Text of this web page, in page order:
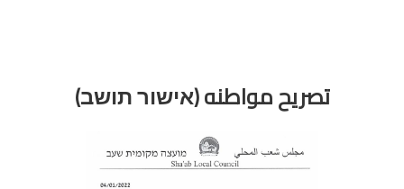
تصريح مواطنه (אישור תושב)